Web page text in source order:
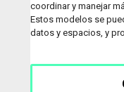
coordinar y manejar
Estos modelos se
datos y espacios, y